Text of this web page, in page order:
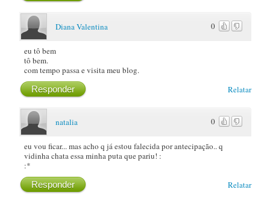
0
Diana Valentina
eu tô bem
tô bem.
com tempo passa e visita meu blog.
Relatar
Responder
0
natalia
eu vou ficar... mas acho q já estou falecida por antecipação.. q
vidinha chata essa minha puta que pariu! :
:*
Relatar
Responder